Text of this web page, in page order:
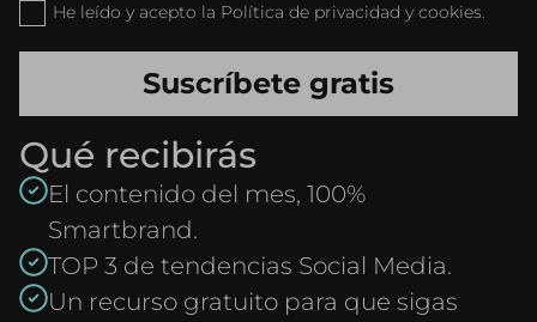
He leído y acepto la Política de privacidad y cookies.
Qué recibirás
El contenido del mes, 100%
Smartbrand.
TOP 3 de tendencias Social Media.
Un recurso gratuito para que sigas